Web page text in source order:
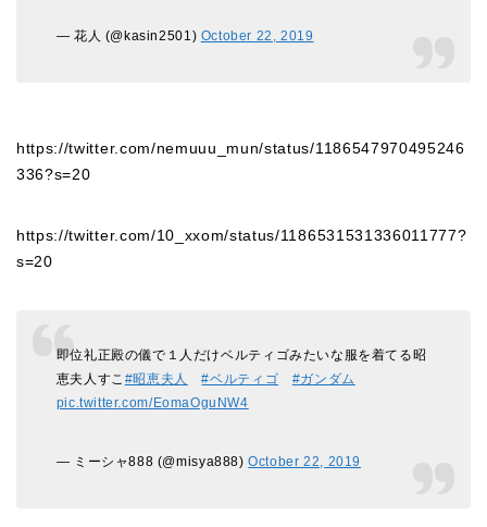
— 花人 (@kasin2501) October 22, 2019
https://twitter.com/nemuuu_mun/status/1186547970495246
336?s=20
https://twitter.com/10_xxom/status/1186531531336011777?
s=20
即位礼正殿の儀で１人だけベルティゴみたいな服を着てる昭
恵夫人すこ #昭恵夫人 #ベルティゴ
#ガンダム
pic.twitter.com/EomaOguNW4
— ミーシャ888 (@misya888)October 22, 2019